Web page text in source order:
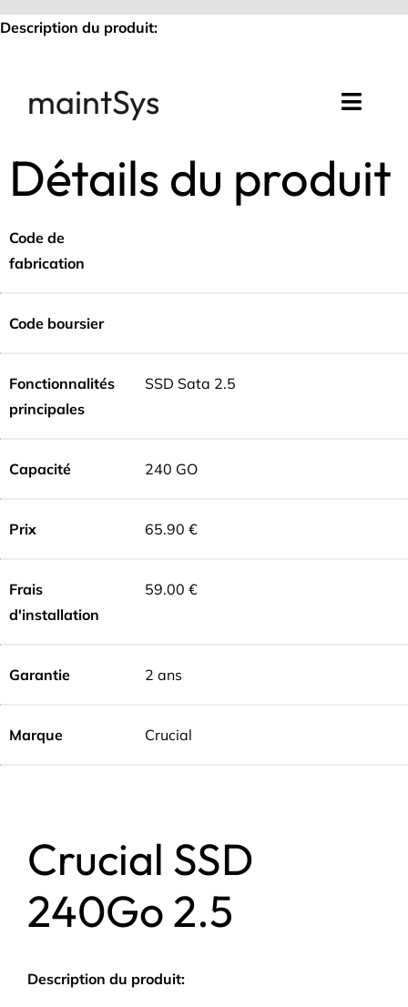
Passer
au
Description du produit:
maintSys
Accueil
Mon assistance
Détails du produit
Code de
fabrication
Code boursier
Fonctionnalités
principales
SSD Sata 2.5
Capacité 240 GO
Prix 65.90 €
Frais
d'installation
59.00 €
Garantie 2 ans
Marque Crucial
Crucial SSD
240Go 2.5
Description du produit: